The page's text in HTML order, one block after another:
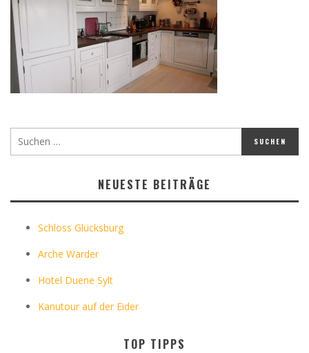
NEUESTE BEITRÄGE
Schloss Glücksburg
Arche Warder
Hotel Duene Sylt
Kanutour auf der Eider
TOP TIPPS